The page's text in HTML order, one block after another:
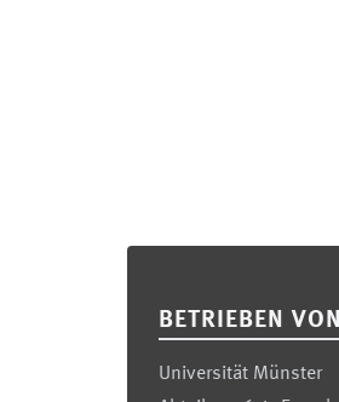
BETRIEBEN VON
Universität Münster